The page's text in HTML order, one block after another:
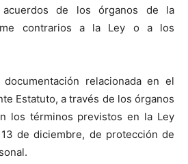
de los órganos de la
contrarios a la Ley o a los
relacionada en el
Estatuto, a través de los órganos
los términos previstos en la Ley
de diciembre, de protección de